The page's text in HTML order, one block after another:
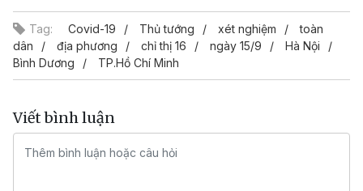
Tag: Covid-19 Thủ tướng xét nghiệm
toàn
dân
địa phương chỉ thị 16 ngày 15/9
Hà Nội
Bình Dương
TP.Hồ Chí Minh
Viết bình luận